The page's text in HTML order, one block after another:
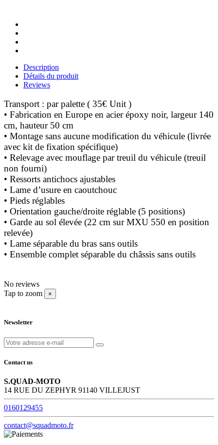
Description
Détails du produit
Reviews
Transport : par palette ( 35€ Unit )
• Fabrication en Europe en acier époxy noir, largeur 140
cm, hauteur 50 cm
• Montage sans aucune modification du véhicule (livrée
avec kit de fixation spécifique)
• Relevage avec mouflage par treuil du véhicule (treuil
non fourni)
• Ressorts antichocs ajustables
• Lame d’usure en caoutchouc
• Pieds réglables
• Orientation gauche/droite réglable (5 positions)
• Garde au sol élevée (22 cm sur MXU 550 en position
relevée)
• Lame séparable du bras sans outils
• Ensemble complet séparable du châssis sans outils
No reviews
Tap to zoom
×
Newsletter
Contact us
S.QUAD-MOTO
14 RUE DU ZEPHYR 91140 VILLEJUST
0160129455
contact@squadmoto.fr